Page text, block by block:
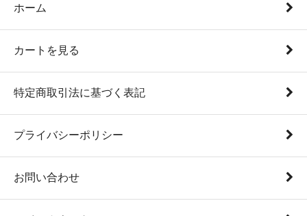
ホーム
カートを見る
特定商取引法に基づく表記
プライバシーポリシー
お問い合わせ